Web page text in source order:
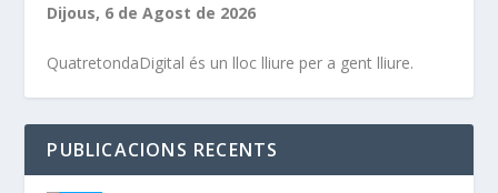
Dijous, 6 de Agost de 2026
QuatretondaDigital és un lloc lliure per a gent lliure.
PUBLICACIONS RECENTS